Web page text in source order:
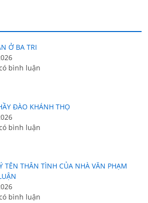
Ở BA TRI
bình luận
ĐÀO KHÁNH THỌ
bình luận
TÊN THÂN TÌNH CỦA NHÀ VĂN PHẠM
bình luận